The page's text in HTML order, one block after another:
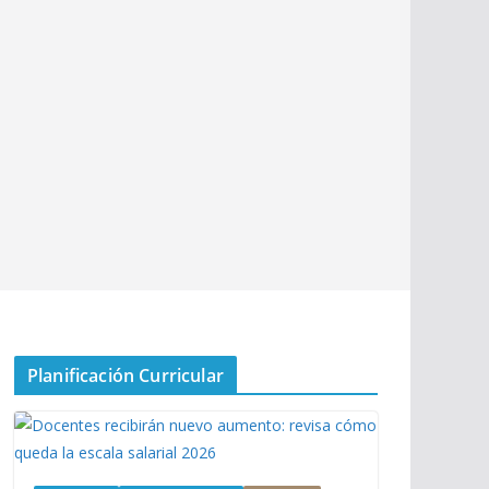
Planificación Curricular